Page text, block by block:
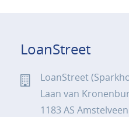
LoanStreet
LoanStreet
Laan van
1183 AS Amstelveen